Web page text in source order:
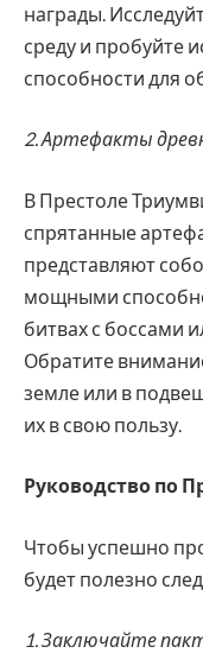
награды.
среду и пробуйте
способности для
2. Артефакты
В Престоле
спрятанные
представляют
мощными
битвах с боссами
Обратите
земле или в
их в свою пользу.
Руководство по
Чтобы успешно
будет полезно
1. Заключайте